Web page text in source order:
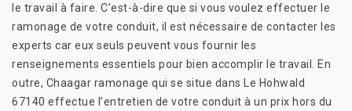
le travail à faire. C’est-à-dire que si vous voulez effectuer le
ramonage de votre conduit, il est nécessaire de contacter les
experts car eux seuls peuvent vous fournir les
renseignements essentiels pour bien accomplir le travail. En
outre, Chaagar ramonage qui se situe dans Le Hohwald
67140 effectue l’entretien de votre conduit à un prix hors du